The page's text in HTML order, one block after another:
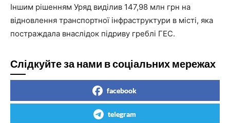
Іншим рішенням Уряд виділив 147,98 млн грн на
відновлення транспортної інфраструктури в місті, яка
постраждала внаслідок підриву греблі ГЕС.
Слідкуйте за нами в соціальних мережах
facebook
telegram